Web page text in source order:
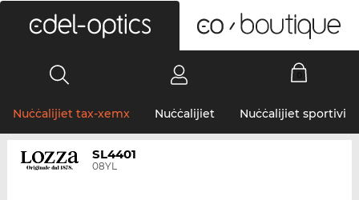
Nuċċalijiet tax-xemx Nuċċalijiet Nuċċalijiet sportivi
SL4401
08YL